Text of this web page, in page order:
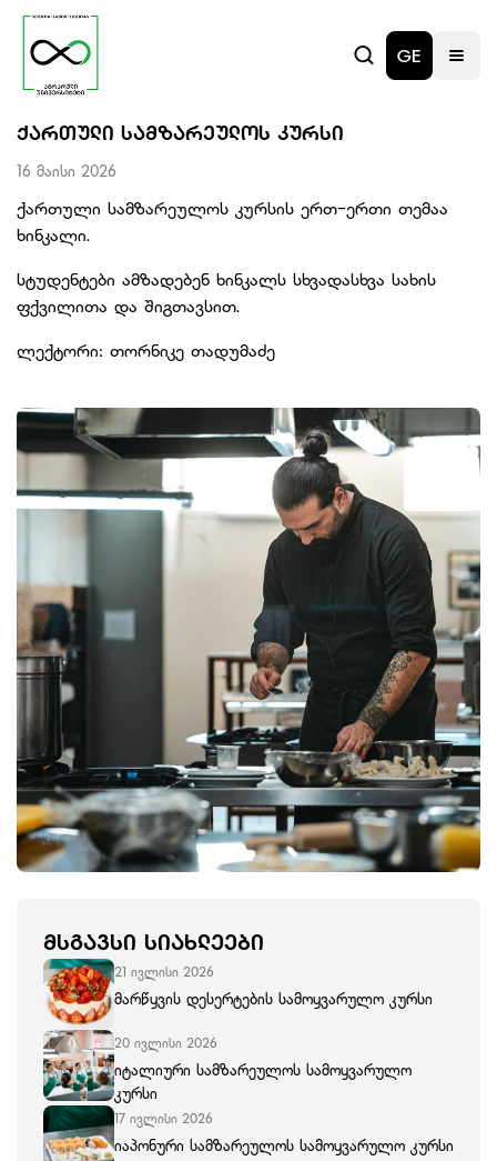
GE
ᲥᲐᲠᲗᲣᲚᲘ ᲡᲐᲛᲖᲐᲠᲔᲣᲚᲝᲡ ᲙᲣᲠᲡᲘ
16 მაისი 2026
ქართული სამზარეულოს კურსის ერთ-ერთი თემაა
ხინკალი.
სტუდენტები ამზადებენ ხინკალს სხვადასხვა სახის
ფქვილითა და შიგთავსით.
ლექტორი: თორნიკე თადუმაძე
ᲛᲡᲒᲐᲕᲡᲘ ᲡᲘᲐᲮᲚᲔᲔᲑᲘ
21 ივლისი 2026
მარწყვის დესერტების სამოყვარულო კურსი
20 ივლისი 2026
იტალიური სამზარეულოს სამოყვარულო
კურსი
17 ივლისი 2026
იაპონური სამზარეულოს სამოყვარულო კურსი